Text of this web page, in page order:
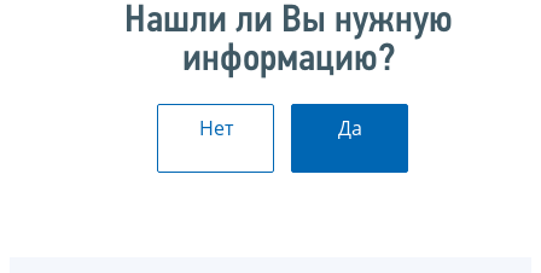
Нашли ли Вы нужную
информацию?
Нет Да